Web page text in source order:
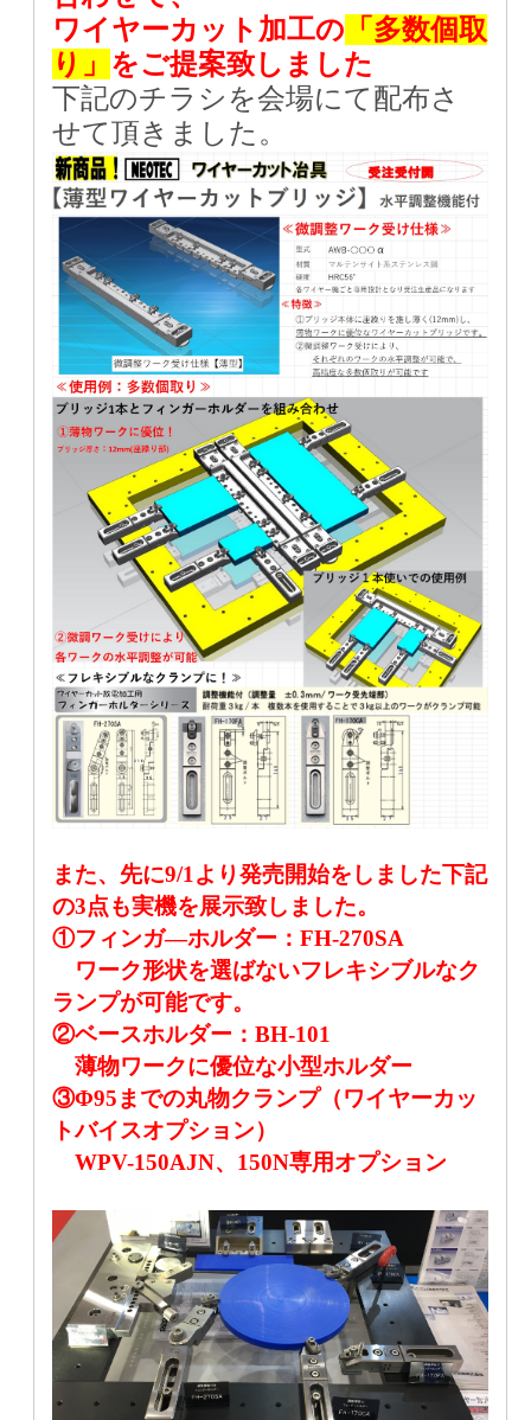
ワイヤーカット加工の 「多数個取
り」 をご提案致しました
下記のチラシを会場にて配布さ
せて頂きました。
また、先に9/1より発売開始をしました下記
の3点も実機を展示致しました。
①フィンガ―ホルダー：FH-270SA
ワーク形状を選ばないフレキシブルなク
ランプが可能です。
②ベースホルダー：BH-101
薄物ワークに優位な小型ホルダー
③Φ95までの丸物クランプ（ワイヤーカッ
トバイスオプション）
WPV-150AJN、150N専用オプション